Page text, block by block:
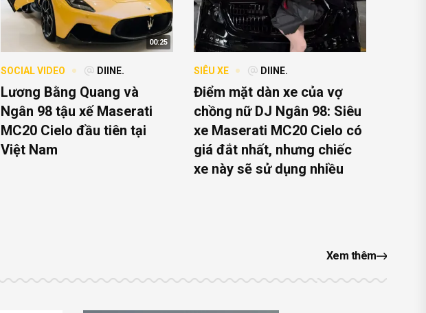
00:25
SOCIAL VIDEO DIINE.
Lương Bằng Quang và
Ngân 98 tậu xế Maserati
MC20 Cielo đầu tiên tại
Việt Nam
SIÊU XE DIINE.
Điểm mặt dàn xe của vợ
chồng nữ DJ Ngân 98: Siêu
xe Maserati MC20 Cielo có
giá đắt nhất, nhưng chiếc
xe này sẽ sử dụng nhiều
Xem thêm